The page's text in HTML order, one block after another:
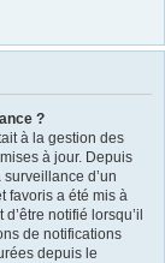
?
à la gestion des
à jour. Depuis
d’un
favoris a été mis à
notifié lorsqu’il
de notifications
depuis le